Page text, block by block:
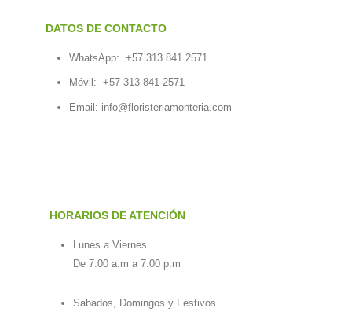
DATOS DE CONTACTO
WhatsApp: +57 313 841 2571
Móvil: +57 313 841 2571
Email: info@floristeriamonteria.com
HORARIOS DE ATENCIÓN
Lunes a Viernes
De 7:00 a.m a 7:00 p.m
Sabados, Domingos y Festivos